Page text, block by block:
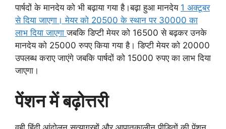
पार्षदों के मानदेय को भी बढ़ाया गया है।बढ़ा हुआ मानदेय 1 अक्टूबर
से दिया जाएगा। मेयर को 20500 के स्थान पर 30000 का
लाभ दिया जाएगाजबकि डिप्टी मेयर को 16500 से बढ़कर उनके
मानदेय को 25000 रुपए किया गया है। डिप्टी मेयर को 20000
उपलब्ध कराए जाएंगे जबकि पार्षदों को 15000 रुपए का लाभ दिया
जाएगा।
पेंशन में बढ़ोत्तरी